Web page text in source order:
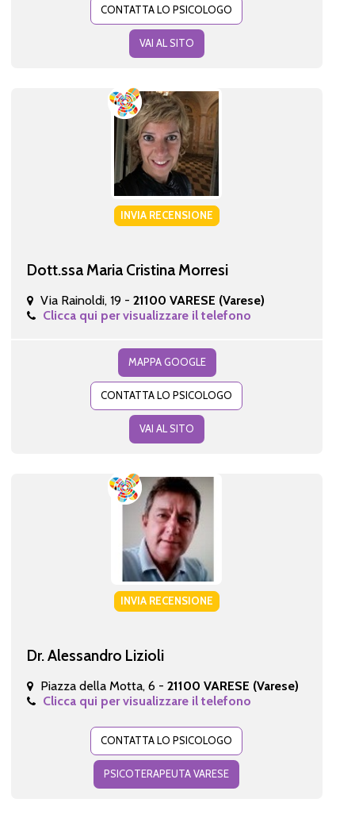
CONTATTA LO PSICOLOGO
VAI AL SITO
INVIA RECENSIONE
Dott.ssa Maria Cristina Morresi
Via Rainoldi, 19 - 21100 VARESE (Varese)
Clicca qui per visualizzare il telefono
MAPPA GOOGLE
CONTATTA LO PSICOLOGO
VAI AL SITO
INVIA RECENSIONE
Dr. Alessandro Lizioli
Piazza della Motta, 6 - 21100 VARESE (Varese)
Clicca qui per visualizzare il telefono
CONTATTA LO PSICOLOGO
PSICOTERAPEUTA VARESE